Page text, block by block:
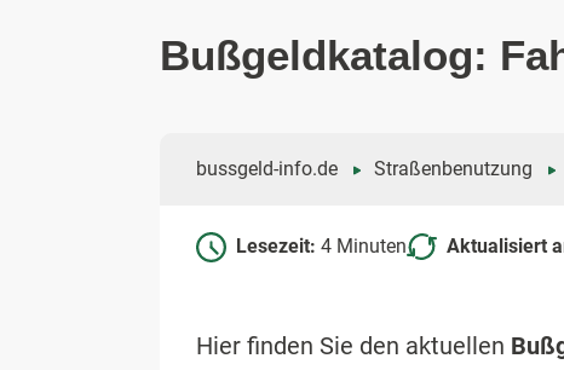
Bußgeldkatalog:
bussgeld-info.de Straßenbenutzung
Lesezeit: 4 Minuten Aktualisiert
Hier finden Sie den aktuellen